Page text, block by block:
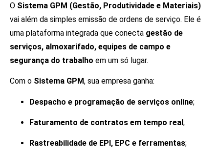
O Sistema GPM (Gestão, Produtividade e Materiais)
vai além da simples emissão de ordens de serviço. Ele é
uma plataforma integrada que conecta gestão de
serviços, almoxarifado, equipes de campo e
segurança do trabalho em um só lugar.
Com o Sistema GPM, sua empresa ganha:
Despacho e programação de serviços online;
Faturamento de contratos em tempo real;
Rastreabilidade de EPI, EPC e ferramentas;